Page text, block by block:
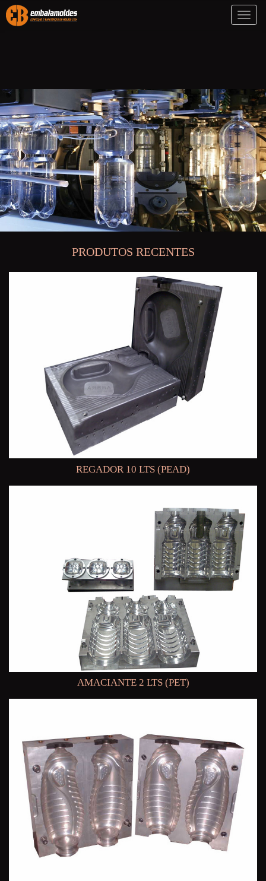
Toggle
PRODUTOS RECENTES
REGADOR 10 LTS (PEAD)
AMACIANTE 2 LTS (PET)